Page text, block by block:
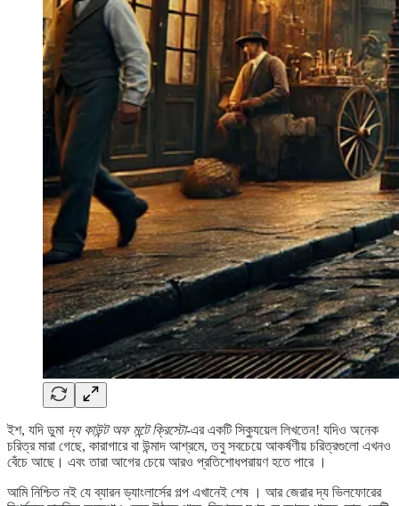
ইশ, যদি ডুমা দ্য কাউন্ট অফ মন্টে ক্রিস্টো-এর একটি সিক্যুয়েল লিখতেন! যদিও অনেক
চরিত্র মারা গেছে, কারাগারে বা উন্মাদ আশ্রমে, তবু সবচেয়ে আকর্ষণীয় চরিত্রগুলো এখনও
বেঁচে আছে। এবং তারা আগের চেয়ে আরও প্রতিশোধপরায়ণ হতে পারে ।
আমি নিশ্চিত নই যে ব্যারন ড্যাংলার্সের গল্প এখানেই শেষ । আর জেরার দ্য ভিলফোরের